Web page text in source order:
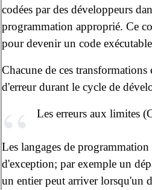
codées par des développeurs
programmation approprié. Ce
pour devenir un code
Chacune de ces
d'erreur durant le cycle de
Les erreurs aux limites
Les langages de
d'exception; par exemple un
un entier peut arriver lorsqu'un